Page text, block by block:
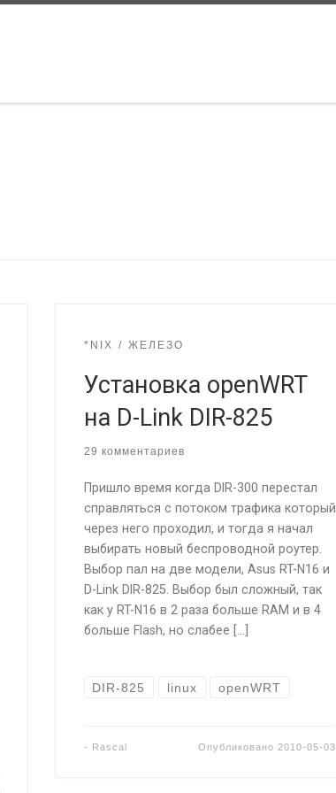
*NIX ЖЕЛЕЗО
Установка openWRT
на D-Link DIR-825
29 комментариев
Пришло время когда DIR-300 перестал
справляться с потоком трафика который
через него проходил, и тогда я начал
выбирать новый беспроводной роутер.
Выбор пал на две модели, Asus RT-N16 и
D-Link DIR-825. Выбор был сложный, так
как у RT-N16 в 2 раза больше RAM и в 4
больше Flash, но слабее […]
DIR-825 linux openWRT
- Rascal Опубликовано 2010-05-03